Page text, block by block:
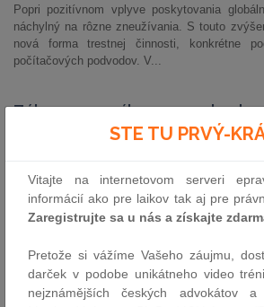
Popri pozitívnom vplyve poskytovania
náchylný na rôzne zneužívania. S touto
nová forma trestnej činnosti, konkrétne
počítačových podvodov. V...
Zákon o výkone
majetku a správe
Jozef Záhora, Jana Bálešová
Národná rada SR po niekoľkoročnom
zákon č. 312/2020 Z. z. o výkone
sa realizuje dvoma spôsobmi -...
Nadnárodné systémy
STE TU PRVÝ-
Vitajte na internetovom serveri
informácií ako pre laikov tak aj pre
Zaregistrujte sa u nás a získajte
Pretože si vážíme Vašeho záujmu,
darček v podobe unikátneho video
nejznámějších českých advokátov a